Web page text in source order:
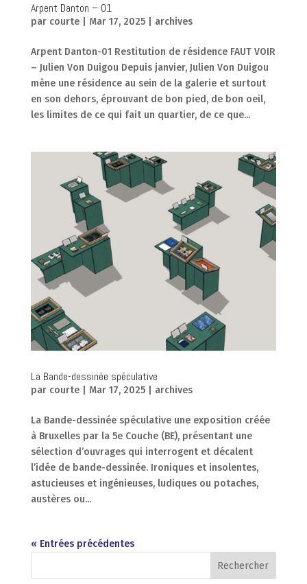
Arpent Danton – 01
par courte| Mar 17, 2025| archives
Arpent Danton-01 Restitution de résidence FAUT VOIR
– Julien Von Duigou Depuis janvier, Julien Von Duigou
mène une résidence au sein de la galerie et surtout
en son dehors, éprouvant de bon pied, de bon oeil,
les limites de ce qui fait un quartier, de ce que...
La Bande-dessinée spéculative
par courte| Mar 17, 2025| archives
La Bande-dessinée spéculative une exposition créée
à Bruxelles par la 5e Couche (BE), présentant une
sélection d’ouvrages qui interrogent et décalent
l’idée de bande-dessinée. Ironiques et insolentes,
astucieuses et ingénieuses, ludiques ou potaches,
austères ou...
« Entrées précédentes
Rechercher